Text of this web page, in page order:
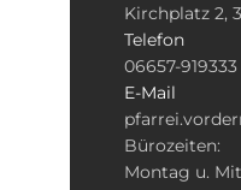
Kirchplatz 2,
Telefon
06657-919333
E-Mail
Bürozeiten:
Montag u.